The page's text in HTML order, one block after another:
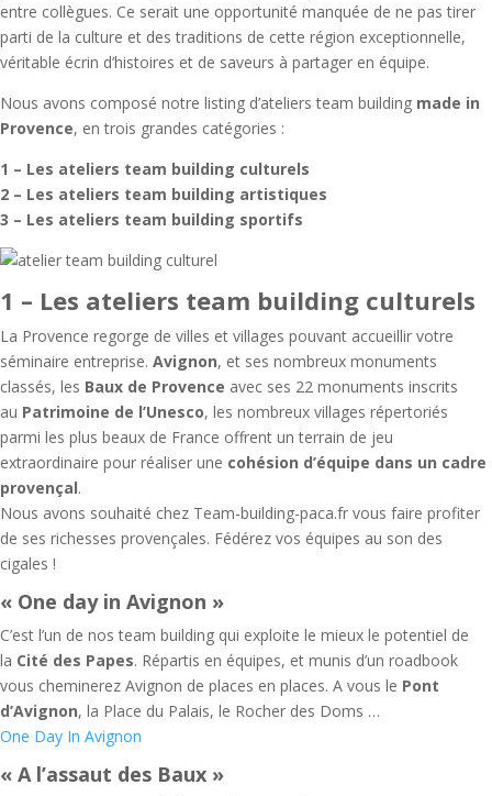
entre collègues. Ce serait une opportunité manquée de ne pas tirer
parti de la culture et des traditions de cette région exceptionnelle,
véritable écrin d’histoires et de saveurs à partager en équipe.
Nous avons composé notre listing d’ateliers team building made in
Provence, en trois grandes catégories :
1 – Les ateliers team building culturels
2 – Les ateliers team building artistiques
3 – Les ateliers team building sportifs
1 – Les ateliers team building culturels
La Provence regorge de villes et villages pouvant accueillir votre
séminaire entreprise. Avignon, et ses nombreux monuments
classés, les Baux de Provence avec ses 22 monuments inscrits
au Patrimoine de l’Unesco, les nombreux villages répertoriés
parmi les plus beaux de France offrent un terrain de jeu
extraordinaire pour réaliser une cohésion d’équipe dans un cadre
provençal.
Nous avons souhaité chez Team-building-paca.fr vous faire profiter
de ses richesses provençales. Fédérez vos équipes au son des
cigales !
« One day in Avignon »
C’est l’un de nos team building qui exploite le mieux le potentiel de
la Cité des Papes. Répartis en équipes, et munis d’un roadbook
vous cheminerez Avignon de places en places. A vous le Pont
d’Avignon, la Place du Palais, le Rocher des Doms …
One Day In Avignon
« A l’assaut des Baux »